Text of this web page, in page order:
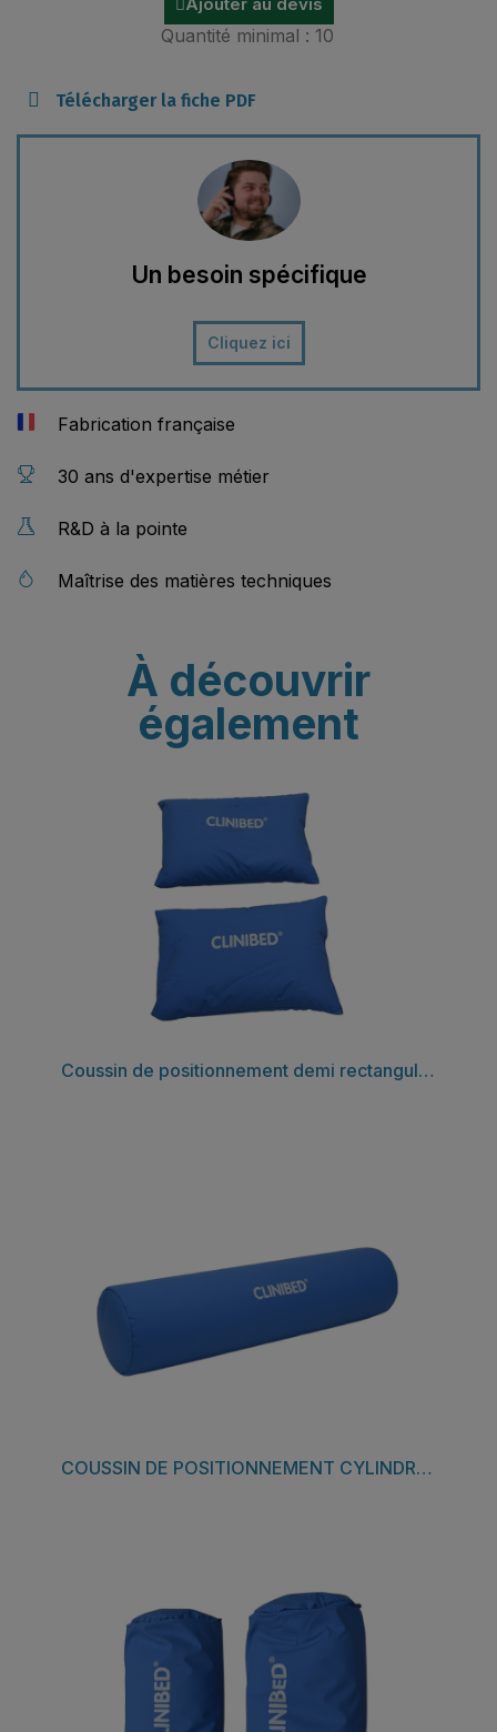
Quantité minimal : 10
Télécharger la fiche PDF
Un besoin spécifique
Cliquez ici
Fabrication française
30 ans d'expertise métier
R&D à la pointe
Maîtrise des matières techniques
À découvrir
également
Découvrir Coussin de positionnement demi rectangulaire lot de 2
Découvrir COUSSIN DE POSITIONNEMENT CYLINDRIQUE